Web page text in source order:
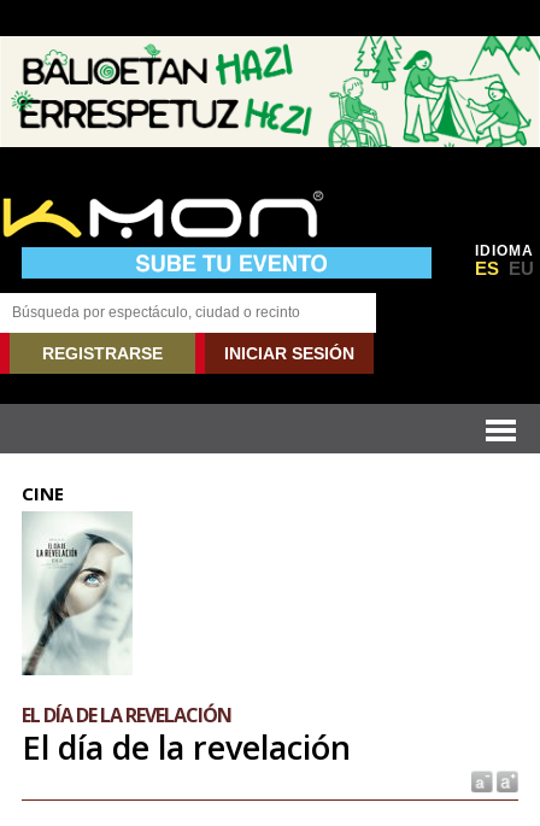
IDIOMA
ES EU
REGISTRARSE INICIAR SESIÓN
CINE
EL DÍA DE LA REVELACIÓN
El día de la revelación